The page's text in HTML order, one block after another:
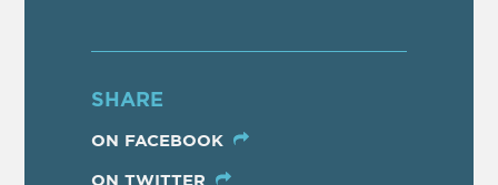
SHARE
ON FACEBOOK
ON TWITTER